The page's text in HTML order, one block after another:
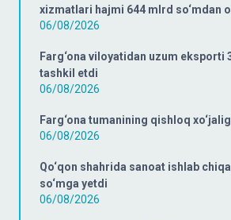
xizmatlari hajmi 644 mlrd so‘mdan
06/08/2026
Farg‘ona viloyatidan uzum eksporti
tashkil etdi
06/08/2026
Farg‘ona tumanining qishloq
06/08/2026
Qo‘qon shahrida sanoat ishlab
so‘mga yetdi
06/08/2026